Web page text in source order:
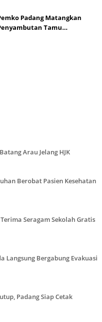
Padang Matangkan
Tamu
Arau Jelang HJK
Berobat Pasien Kesehatan
Seragam Sekolah Gratis
Langsung Bergabung Evakuasi
Padang Siap Cetak